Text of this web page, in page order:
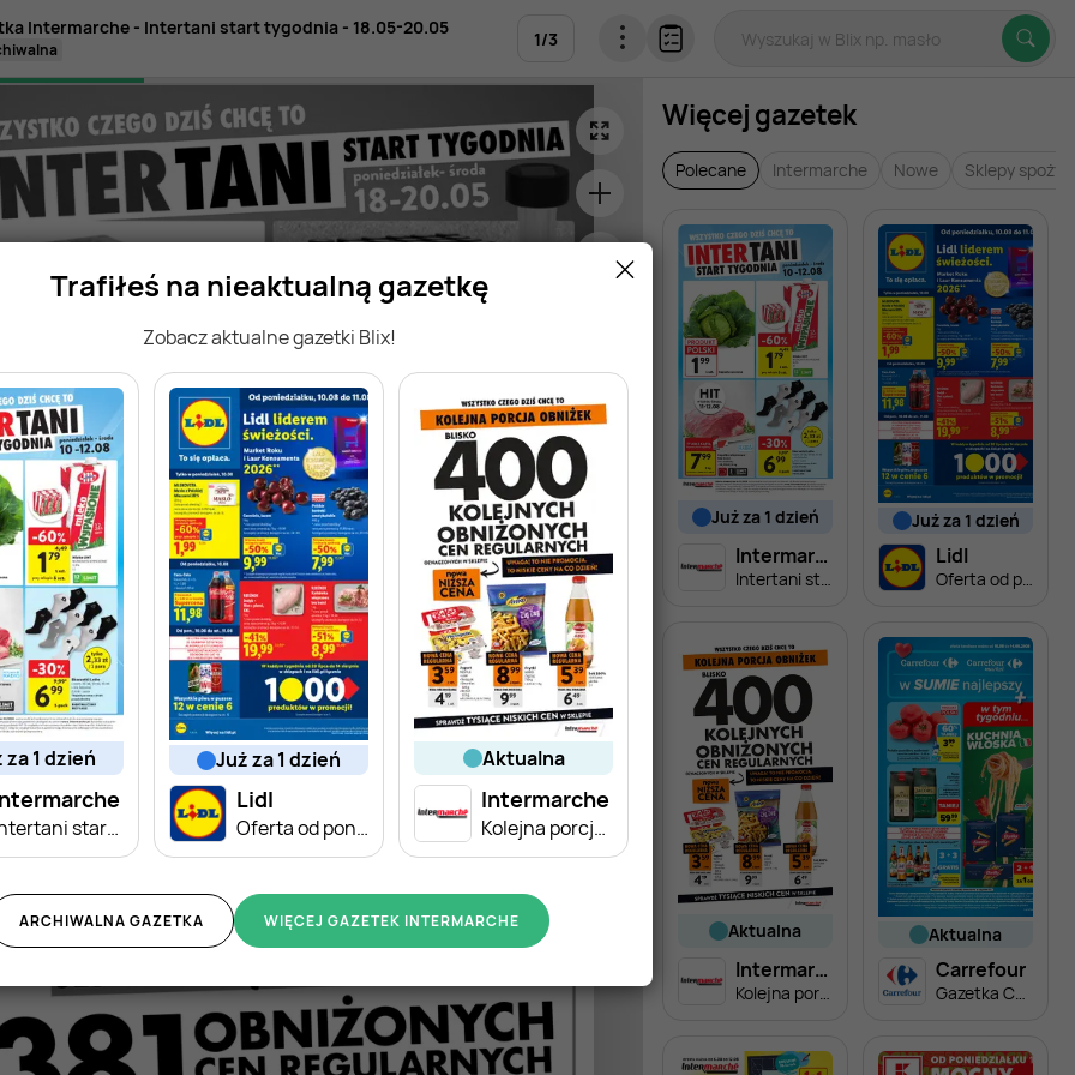
Trafiłeś na nieaktualną gazetkę
Zobacz aktualne gazetki Blix!
za 1 dzień
Intertani start tygodnia
już za 1 dzień
Lidl
Oferta od poniedziałku
aktualna
Intermarche
Kolejna porcja obniżek
WIĘCEJ GAZETEK INTERMARCHE
ARCHIWALNA GAZETKA
Intermarche - Intertani start tygodnia - 18.05-20.05
1/3
Więcej gazetek
Polecane Intermarche Nowe Sklepy
już za 1 dzień
Intermarche
Intertani start tygodnia
już za 1 dzień
Lidl
Oferta od poniedziałku
aktualna
Intermarche
aktualna
Carrefour